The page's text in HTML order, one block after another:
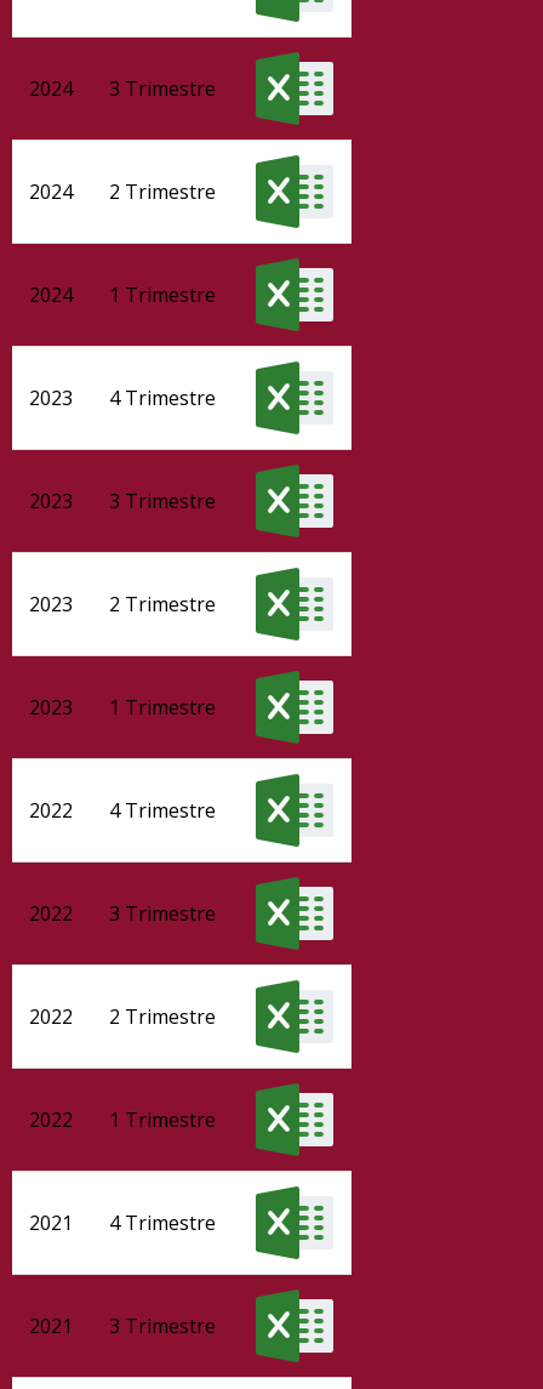
2024 3 Trimestre
2024 2 Trimestre
2024 1 Trimestre
2023 4 Trimestre
2023 3 Trimestre
2023 2 Trimestre
2023 1 Trimestre
2022 4 Trimestre
2022 3 Trimestre
2022 2 Trimestre
2022 1 Trimestre
2021 4 Trimestre
2021 3 Trimestre